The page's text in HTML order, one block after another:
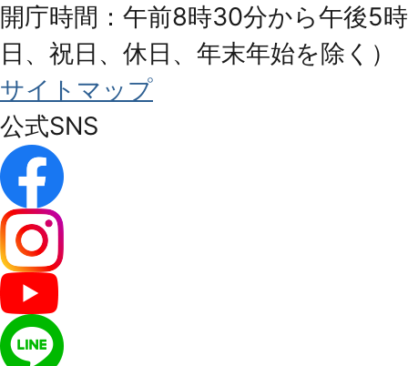
開庁時間：午前8時30分から午後5
日、祝日、休日、年末年始を除く）
サイトマップ
公式SNS